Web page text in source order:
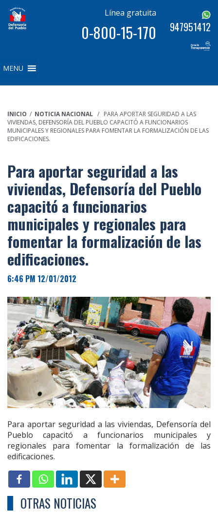
Línea gratuita
0-800-15-170 947951412
MENU
INICIO / NOTICIA NACIONAL / PARA APORTAR SEGURIDAD A LAS
VIVIENDAS, DEFENSORÍA DEL PUEBLO CAPACITÓ A FUNCIONARIOS
MUNICIPALES Y REGIONALES PARA FOMENTAR LA FORMALIZACIÓN DE LAS
EDIFICACIONES.
Para aportar seguridad a las
viviendas, Defensoría del Pueblo
capacitó a funcionarios
municipales y regionales para
fomentar la formalización de las
edificaciones.
6:46 PM 12/01/2012
Para aportar seguridad a las viviendas, Defensoría del
Pueblo capacitó a funcionarios municipales y
regionales para fomentar la formalización de las
edificaciones.
OTRAS NOTICIAS